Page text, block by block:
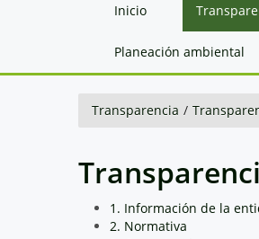
Inicio
Planeación ambiental
Transparencia /
1. Información de la
2. Normativa